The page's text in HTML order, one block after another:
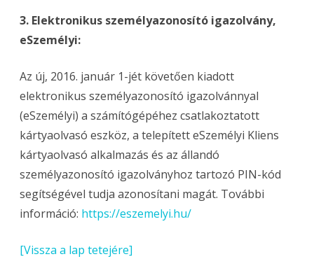
3. Elektronikus személyazonosító igazolvány,
eSzemélyi:
Az új, 2016. január 1-jét követően kiadott
elektronikus személyazonosító igazolvánnyal
(eSzemélyi) a számítógépéhez csatlakoztatott
kártyaolvasó eszköz, a telepített eSzemélyi Kliens
kártyaolvasó alkalmazás és az állandó
személyazonosító igazolványhoz tartozó PIN-kód
segítségével tudja azonosítani magát. További
információ: https://eszemelyi.hu/
[Vissza a lap tetejére]